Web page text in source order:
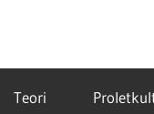
Teori